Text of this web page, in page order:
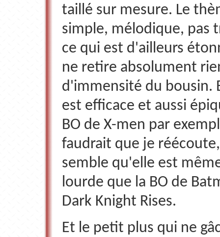
taillé sur mesure. Le
simple, mélodique, pas
ce qui est d'ailleurs
ne retire absolument
d'immensité du bousin.
est efficace et aussi
BO de X-men par
faudrait que je
semble qu'elle est
lourde que la BO de
Dark Knight Rises.
Et le petit plus qui ne